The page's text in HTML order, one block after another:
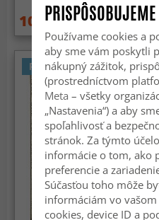
109.99 € 149.99 €
Prateľný
Používame cookies a
aby sme vám poskytli
nákupný zážitok,
(prostredníctvom
Meta – všetky
„Nastavenia“) a aby
spoľahlivosť a
stránok. Za týmto
informácie o tom, ako
preferencie a
Súčasťou toho môže
informáciám vo
cookies, device ID a